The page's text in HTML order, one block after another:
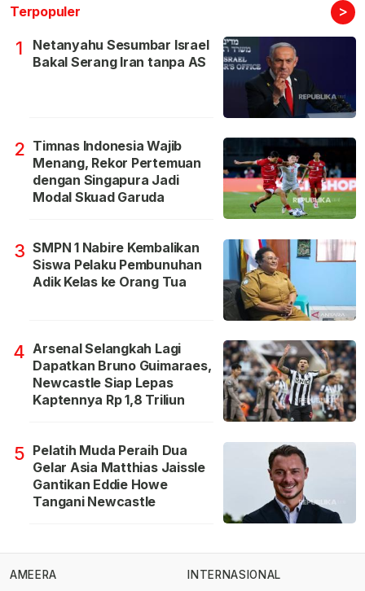
Terpopuler >
1
Netanyahu Sesumbar Israel
Bakal Serang Iran tanpa AS
2 Timnas Indonesia Wajib
Menang, Rekor Pertemuan
dengan Singapura Jadi
Modal Skuad Garuda
3 SMPN 1 Nabire Kembalikan
Siswa Pelaku Pembunuhan
Adik Kelas ke Orang Tua
4 Arsenal Selangkah Lagi
Dapatkan Bruno Guimaraes,
Newcastle Siap Lepas
Kaptennya Rp 1,8 Triliun
5 Pelatih Muda Peraih Dua
Gelar Asia Matthias Jaissle
Gantikan Eddie Howe
Tangani Newcastle
AMEERA
INTERNASIONAL